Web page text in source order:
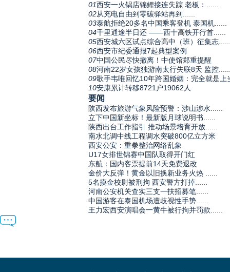
01西安一火锅店锦鲤接连失踪 老板：......
02从充电自由到零碳驿站再到......
03泰航拒绝20多名中国乘客登机 泰国机......
04千里通途半日还 ——西十高铁开行首......
05西安城六区试点综合高中（班）征集志
06西安市纪委通报7起典型案例
07中国公民尽快撤离！中使馆郑重提醒
08河南22岁女孩独游南太行失联8天 监控
09歌手韦唯回忆10年跨国婚姻：完全就是上
10安康累计转移8721户19062人
要闻
陕西发布旅游气象风险预警：涉山涉水......
立下中国新坐标！最新版月球说明书......
陕西出台工作指引 推动场景培育开放......
南水北调中线工程调水突破800亿立方米
西安公安：重拳整治网络乱象
U17女排世锦赛中国队取得开门红
东航：国内客票提前14天免费退改
金价大反弹！黄金以旧换新业务火热 ......
5名摸金校尉被刑拘 西安警方打掉......
河南公安机关查实三支一扶招募笔......
中国游客在泰国机场遭歧视性手势......
王力宏西安演唱会一黄牛被行拘并罚款......